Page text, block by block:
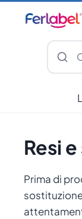
Resi
Prima di